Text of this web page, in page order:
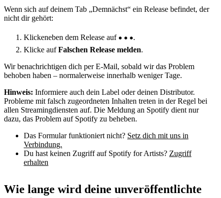
Wenn sich auf deinem Tab „Demnächst“ ein Release befindet, der
nicht dir gehört:
Klickeneben dem Release auf
.
Klicke aufFalschen Release melden.
Wir benachrichtigen dich per E-Mail, sobald wir das Problem
behoben haben – normalerweise innerhalb weniger Tage.
Hinweis: Informiere auch dein Label oder deinen Distributor.
Probleme mit falsch zugeordneten Inhalten treten in der Regel bei
allen Streamingdiensten auf. Die Meldung an Spotify dient nur
dazu, das Problem auf Spotify zu beheben.
Das Formular funktioniert nicht? Setz dich mit uns in
Verbindung.
Du hast keinen Zugriff auf Spotify for Artists? Zugriff
erhalten
Wie lange wird deine unveröffentlichte